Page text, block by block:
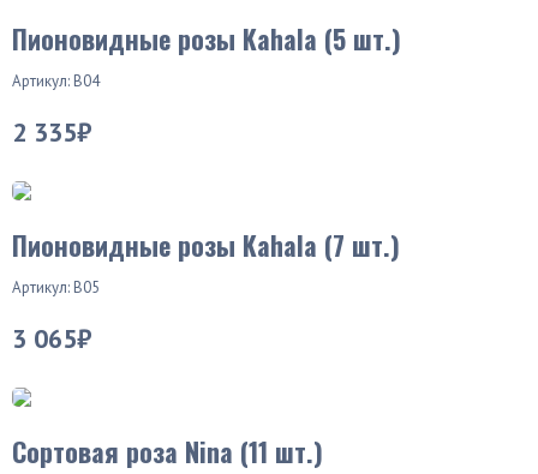
Пионовидные розы Kahala (5 шт.)
Артикул: В04
2 335₽
Пионовидные розы Kahala (7 шт.)
Артикул: В05
3 065₽
Сортовая роза Nina (11 шт.)